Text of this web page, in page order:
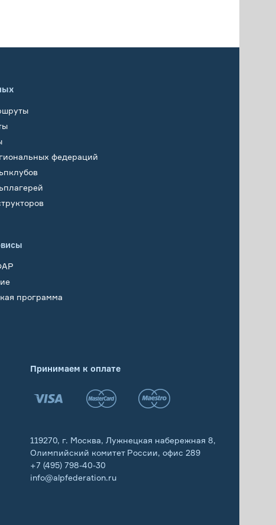
федераций
программа
Принимаем к оплате
119270, г. Москва, Лужнецкая набережная 8,
Олимпийский комитет России, офис 289
+7 (495) 798-40-30
info@alpfederation.ru